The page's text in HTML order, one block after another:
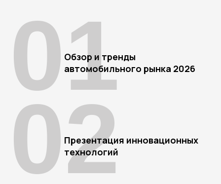
Обзор и тренды
автомобильного рынка 2026
01
Презентация инновационных
технологий
02